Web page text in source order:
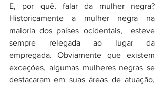
E, por quê, falar da mulher negra?
Historicamente a mulher negra na
maioria dos países ocidentais,  esteve
sempre relegada ao lugar da
empregada. Obviamente que existem
exceções, algumas mulheres negras se
destacaram em suas áreas de atuação,